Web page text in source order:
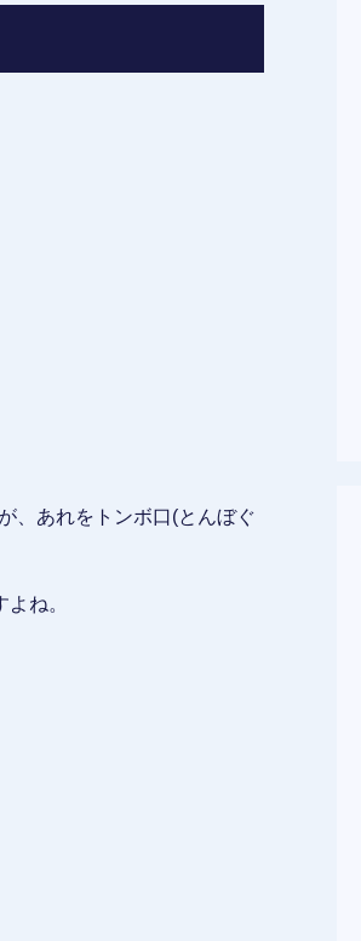
、あれをトンボ口(とんぼぐ
ね。